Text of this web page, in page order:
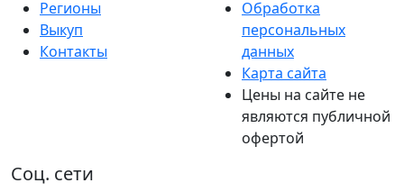
Регионы
Выкуп
Контакты
Обработка
персональных
данных
Карта сайта
Цены на сайте не
являются публичной
офертой
Соц. сети